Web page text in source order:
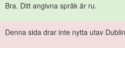
Bra. Ditt angivna språk är ru.
Denna sida drar inte nytta utav